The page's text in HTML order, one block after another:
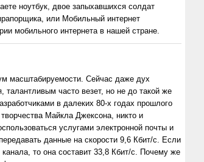
ноутбук, двое запыхавшихся солдат
или Мобильный интернет
мобильного интернета в нашей стране.
масштабируемости. Сейчас даже дух
талантливым часто везет, но не до такой же
в далеких 80-х годах прошлого
Майкла Джексона, никто и
услугами электронной почты и
данные на скорости 9,6 Кбит/c. Если
то она составит 33,8 Кбит/c. Почему же